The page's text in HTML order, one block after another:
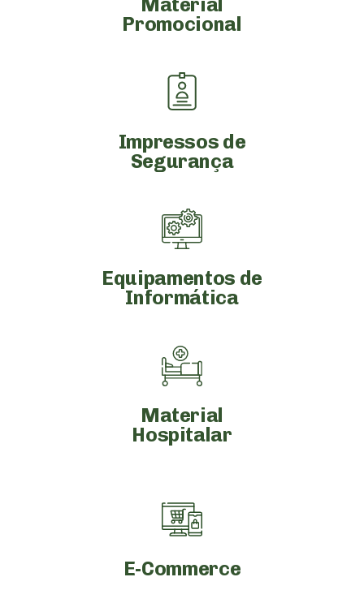
Promocional
Impressos de
Segurança
Equipamentos de
Informática
Material
Hospitalar
E-Commerce